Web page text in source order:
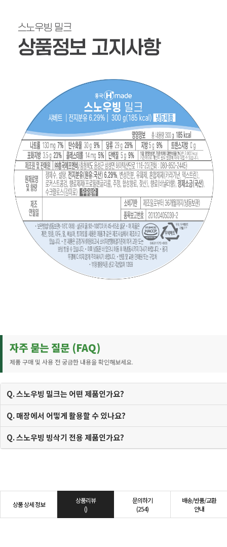
자주 묻는 질문 (FAQ)
제품 구매 및 사용 전 궁금한 내용을 확인해보세요.
Q. 스노우빙 밀크는 어떤 제품인가요?
Q. 매장에서 어떻게 활용할 수 있나요?
Q. 스노우빙 빙삭기 전용 제품인가요?
상품 상세 정보
상품리뷰
()
문의하기
(254)
배송/반품/교환
안내